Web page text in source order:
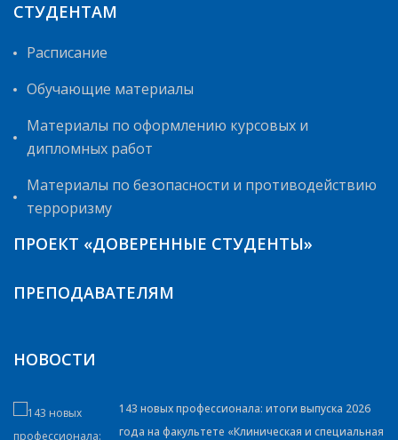
СТУДЕНТАМ
Расписание
Обучающие материалы
Материалы по оформлению курсовых и
дипломных работ
Материалы по безопасности и противодействию
терроризму
ПРОЕКТ «ДОВЕРЕННЫЕ СТУДЕНТЫ»
ПРЕПОДАВАТЕЛЯМ
НОВОСТИ
143 новых профессионала: итоги выпуска 2026
года на факультете «Клиническая и специальная